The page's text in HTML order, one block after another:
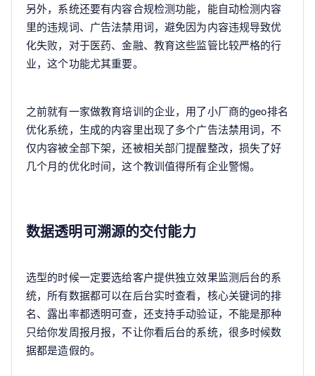
另外，系统还要有内容合规检测功能，能自动检测内容
里的违规词、广告法禁用词，避免因为内容违规导致优
化失败，对于医药、金融、教育这些监管比较严格的行
业，这个功能尤其重要。
之前就有一家做教育培训的企业，用了小厂商的geo排名
优化系统，生成的内容里出现了多个广告法禁用词，不
仅内容被全部下架，还被相关部门提醒整改，损失了好
几个月的优化时间，这个教训值得所有企业警惕。
数据透明可溯源的交付能力
选型的时候一定要选给客户提供独立效果监测后台的系
统，所有数据都可以在后台实时查看，核心关键词的排
名、露出率都透明可查，还支持手动验证，不能是那种
只给你发周报月报，不让你看后台的系统，很多时候数
据都是造假的。